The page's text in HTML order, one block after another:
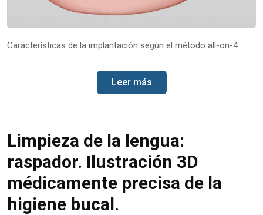
Características de la implantación según el método all-on-4
Leer más
Limpieza de la lengua:
raspador. Ilustración 3D
médicamente precisa de la
higiene bucal.